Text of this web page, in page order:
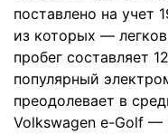
поставлено на учет
из которых —
пробег составляет
популярный
преодолевает в
Volkswagen e-Golf —